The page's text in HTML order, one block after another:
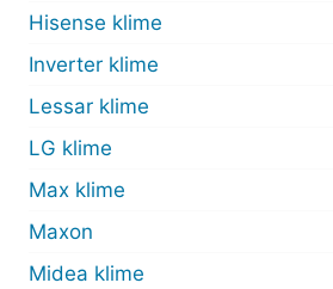
Hisense klime
Inverter klime
Lessar klime
LG klime
Max klime
Maxon
Midea klime